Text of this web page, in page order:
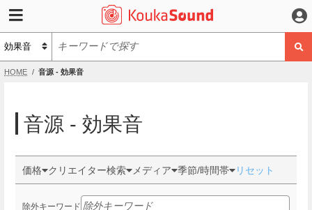
HOME 音源 - 効果音
音源 - 効果音
価格 クリエイター検索 メディア 季節/時間帯 リセット
除外キーワード